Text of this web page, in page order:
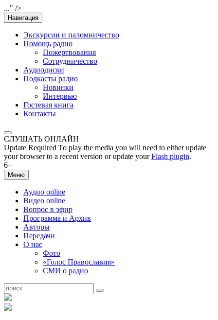
..." />
Навигация
Экскурсии и паломничество
Помощь радио
Пожертвования
Сотрудничество
Аудиодиски
Подкасты радио
Новинки
Интервью
Гостевая книга
Контакты
СЛУШАТЬ ОНЛАЙН
Update Required To play the media you will need to either update
your browser to a recent version or update yourFlash plugin.
6+
Меню
Аудио online
Видео online
Вопрос в эфир
Программа и Архив
Авторы
Передачи
О нас
Фото
«Голос Православия»
СМИ о радио